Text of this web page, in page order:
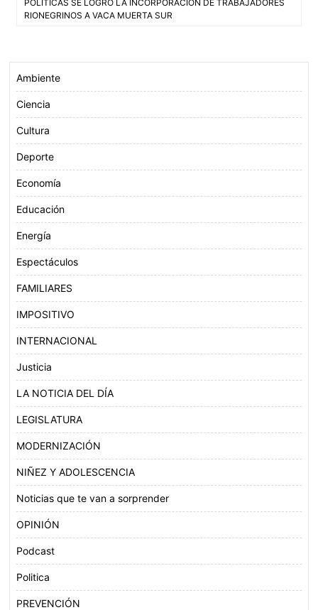
o
e
A
de
POLÍTICAS SE LOGRÓ LA INCORPORACIÓN DE TRABAJADORES
RIONEGRINOS A VACA MUERTA SUR
Ambiente
Ciencia
Cultura
Deporte
Economía
Educación
Energía
Espectáculos
FAMILIARES
IMPOSITIVO
INTERNACIONAL
Justicia
LA NOTICIA DEL DÍA
LEGISLATURA
MODERNIZACIÓN
NIÑEZ Y ADOLESCENCIA
Noticias que te van a sorprender
OPINIÓN
Podcast
Politica
PREVENCIÓN